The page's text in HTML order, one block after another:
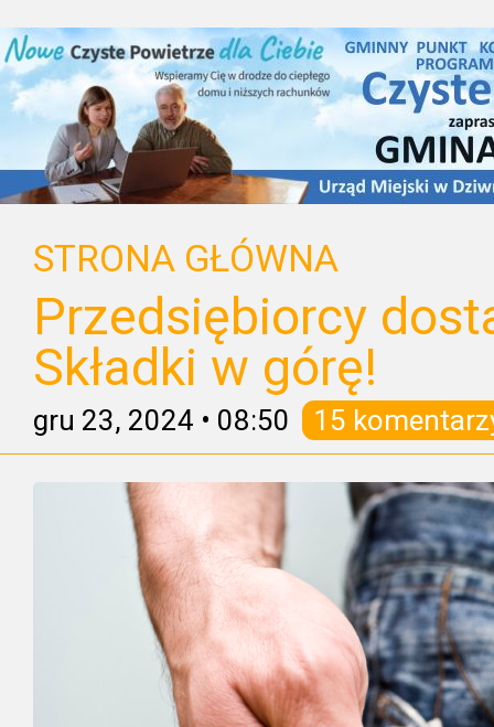
STRONA GŁÓWNA
Przedsiębiorcy
Składki w górę!
gru 23, 2024 • 08:50 15